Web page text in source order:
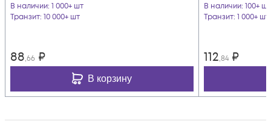
В наличии: 1 000+ шт
Транзит: 10 000+ шт
88,66 ₽
В корзину
В наличии: 100+ шт
Транзит: 1 000+ шт
112,84 ₽